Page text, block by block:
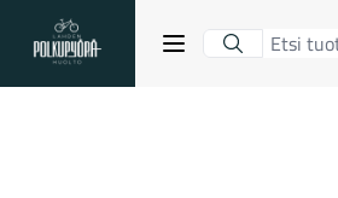
Lahden Polkupyörähuolto - etusivulle
Avaa sulje valikko